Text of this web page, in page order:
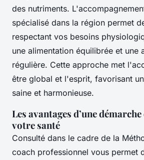
des nutriments.
spécialisé dans la région permet
respectant vos besoins
une alimentation équilibrée et une
régulière. Cette approche met
être global et l'esprit, favorisant
saine et harmonieuse.
Les avantages d’une
votre santé
Consulté dans le cadre de la
coach professionnel vous permet